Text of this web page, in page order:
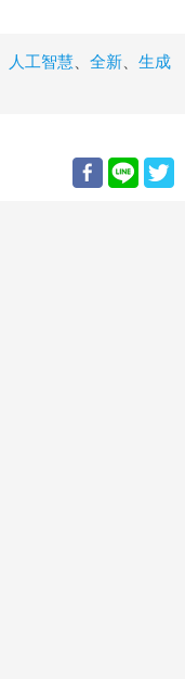
人工智慧 全新
生成